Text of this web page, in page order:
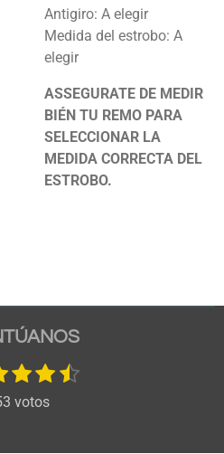
Antigiro: A elegir
Medida del estrobo: A
elegir
ASSEGURATE DE MEDIR
BIÉN TU REMO PARA
SELECCIONAR LA
MEDIDA CORRECTA DEL
ESTROBO.
3
e
4
e
5 E
votos